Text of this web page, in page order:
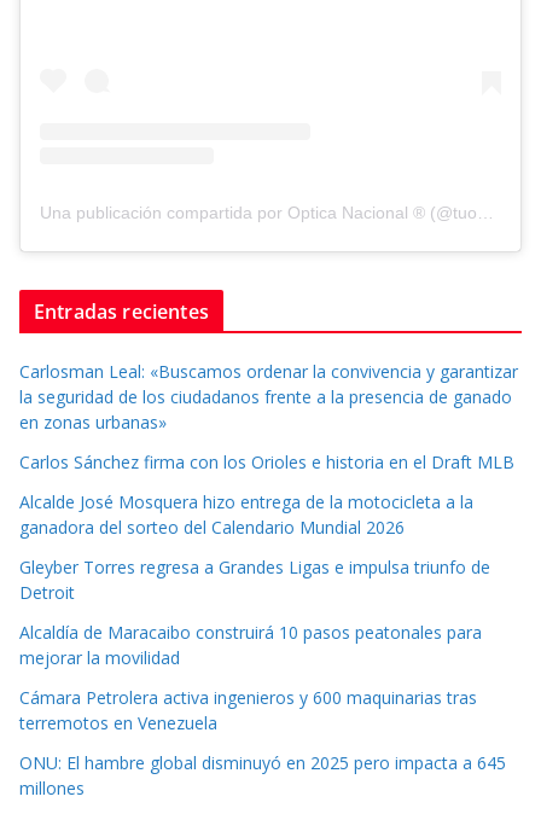
Una publicación compartida por Optica Nacional ® (@tuopticanacional)
Entradas recientes
Carlosman Leal: «Buscamos ordenar la convivencia y garantizar
la seguridad de los ciudadanos frente a la presencia de ganado
en zonas urbanas»
Carlos Sánchez firma con los Orioles e historia en el Draft MLB
Alcalde José Mosquera hizo entrega de la motocicleta a la
ganadora del sorteo del Calendario Mundial 2026
Gleyber Torres regresa a Grandes Ligas e impulsa triunfo de
Detroit
Alcaldía de Maracaibo construirá 10 pasos peatonales para
mejorar la movilidad
Cámara Petrolera activa ingenieros y 600 maquinarias tras
terremotos en Venezuela
ONU: El hambre global disminuyó en 2025 pero impacta a 645
millones